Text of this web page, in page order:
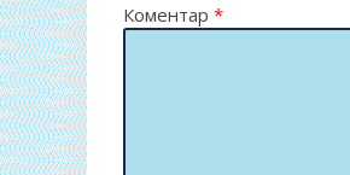
Коментар *